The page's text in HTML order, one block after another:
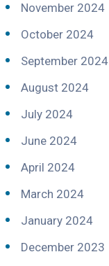
November 2024
October 2024
September 2024
August 2024
July 2024
June 2024
April 2024
March 2024
January 2024
December 2023